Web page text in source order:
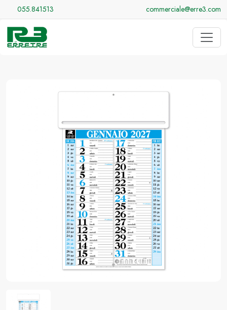
055.841513 commerciale@erre3.com